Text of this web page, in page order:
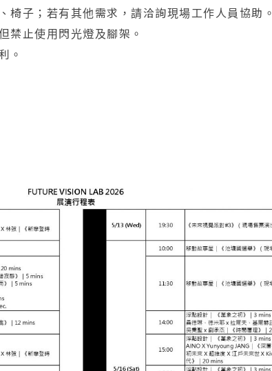
子；若有其他需求，請洽詢現場工作人員協助。
禁止使用閃光燈及腳架。
。